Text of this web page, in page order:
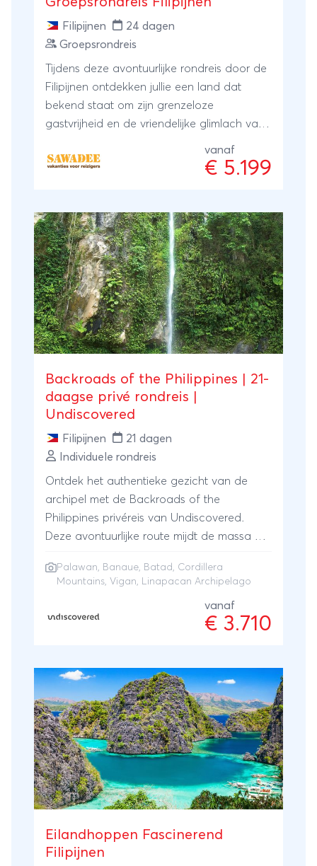
Filipijnen
24 dagen
Groepsrondreis
Tijdens deze avontuurlijke rondreis door de
Filipijnen ontdekken jullie een land dat
bekend staat om zijn grenzeloze
gastvrijheid en de vriendelijke glimlach van
sierlijk verspreid liggen in de Stille Oceaan,
dát zijn de Filipijnen. De Filipijnen zal je hart
natuur, avontuur en prachtige stranden.
Voor iedereen die op zoek is naar een
nieuwe en fascinerende beleving is dit de
perfecte reis.
vanaf
€ 5.199
Backroads of the Philippines | 21-
daagse privé rondreis |
Undiscovered
Filipijnen
21 dagen
Individuele rondreis
Ontdek het authentieke gezicht van de
archipel met de Backroads of the
Philippines privéreis van Undiscovered.
Deze avontuurlijke route mijdt de massa en
indrukwekkende rijstterrassen van Banaue
Cordillera bergen en verken het koloniale
Vigan. Je vervolgt de reis naar het
kalksteenbaaien van de Linapacan-
archipel ontdekt. Dé perfecte rondreis voor
wie op zoek is naar echte interactie, ruige
natuur en onontdekte eilanden!
Palawan, Banaue, Batad, Cordillera
Mountains, Vigan, Linapacan Archipelago
vanaf
€ 3.710
Eilandhoppen Fascinerend
Filipijnen